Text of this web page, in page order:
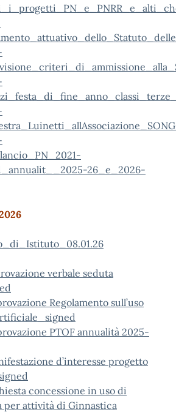
26_e_2026-
verbale seduta
Regolamento sull’uso
PTOF annualità 2025-
d’interesse progetto
concessione in uso di
per attività di Ginnastica